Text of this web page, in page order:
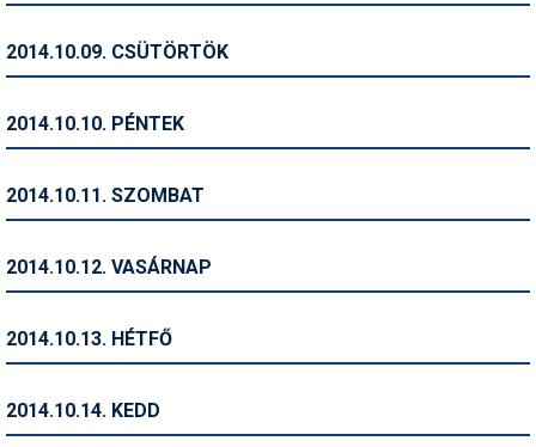
Pályázatok
Síbérletárak
Sífelszerelés
2014.10.09. CSÜTÖRTÖK
2014.10.10. PÉNTEK
2014.10.11. SZOMBAT
2014.10.12. VASÁRNAP
2014.10.13. HÉTFŐ
2014.10.14. KEDD